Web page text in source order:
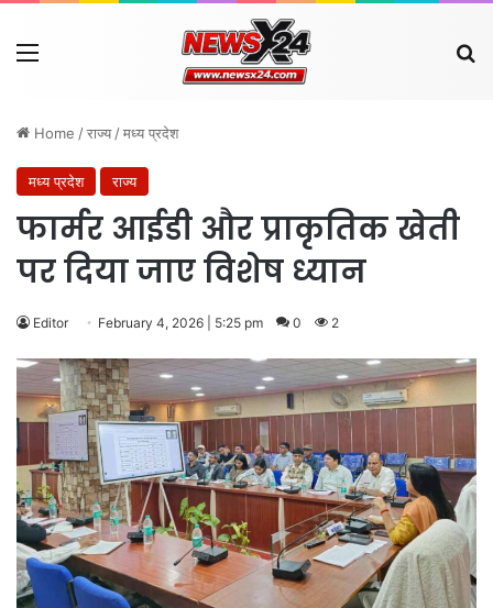
Menu
Home /राज्य /मध्य प्रदेश
मध्य प्रदेश राज्य
फार्मर आईडी और प्राकृतिक खेती
पर दिया जाए विशेष ध्यान
Editor February 4, 2026 | 5:25 pm 0 2